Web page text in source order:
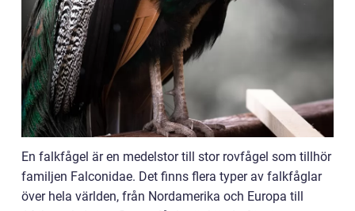
En falkfågel är en medelstor till stor rovfågel som tillhör
familjen Falconidae. Det finns flera typer av falkfåglar
över hela världen, från Nordamerika och Europa till